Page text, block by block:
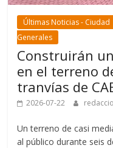
Últimas Noticias - Ciudad
Generales
Construirán
en el terreno
tranvías de
2026-07-22
Un terreno de casi
al público durante seis